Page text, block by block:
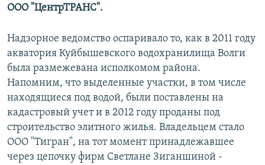
ООО "ЦентрТРАНС".
Надзорное ведомство оспаривало то, как в 2011 году
акватория Куйбышевского водохранилища Волги
была размежевана исполкомом района.
Напомним, что выделенные участки, в том числе
находящиеся под водой, были поставлены на
кадастровый учет и в 2012 году проданы под
строительство элитного жилья. Владельцем стало
ООО "Тигран", на тот момент принадлежавшее
через цепочку фирм Светлане Зиганшиной -